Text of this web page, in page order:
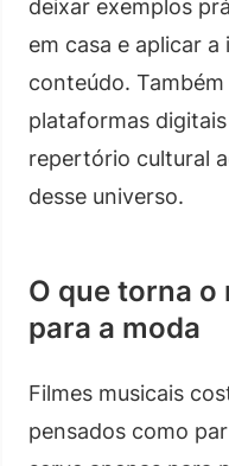
deixar exemplos
em casa e aplicar
conteúdo.
plataformas
repertório cultural
desse universo.
O que torna
para a moda
Filmes musicais
pensados como